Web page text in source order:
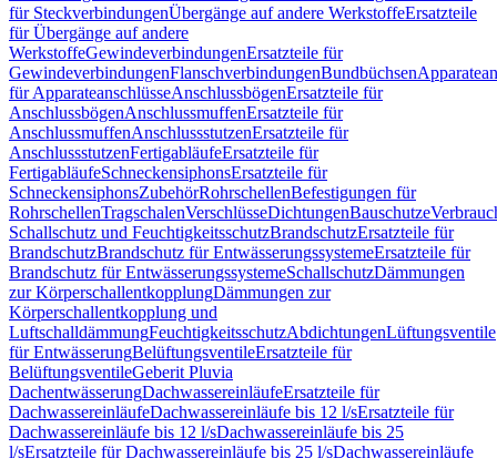
für SteckverbindungenÜbergänge auf andere WerkstoffeErsatzteile
für Übergänge auf andere
WerkstoffeGewindeverbindungenErsatzteile für
GewindeverbindungenFlanschverbindungenBundbüchsen
für ApparateanschlüsseAnschlussbögenErsatzteile für
AnschlussbögenAnschlussmuffenErsatzteile für
AnschlussmuffenAnschlussstutzenErsatzteile für
AnschlussstutzenFertigabläufeErsatzteile für
FertigabläufeSchneckensiphonsErsatzteile für
SchneckensiphonsZubehörRohrschellenBefestigungen für
RohrschellenTragschalenVerschlüsseDichtungenBauschutze
Schallschutz und FeuchtigkeitsschutzBrandschutzErsatzteile für
BrandschutzBrandschutz für EntwässerungssystemeErsatzteile für
Brandschutz für EntwässerungssystemeSchallschutzDämmungen
zur KörperschallentkopplungDämmungen zur
Körperschallentkopplung und
LuftschalldämmungFeuchtigkeitsschutzAbdichtungenLüftungsventile
für EntwässerungBelüftungsventileErsatzteile für
BelüftungsventileGeberit Pluvia
DachentwässerungDachwassereinläufeErsatzteile für
DachwassereinläufeDachwassereinläufe bis 12 l/sErsatzteile für
Dachwassereinläufe bis 12 l/sDachwassereinläufe bis 25
l/sErsatzteile für Dachwassereinläufe bis 25 l/sDachwassereinläufe